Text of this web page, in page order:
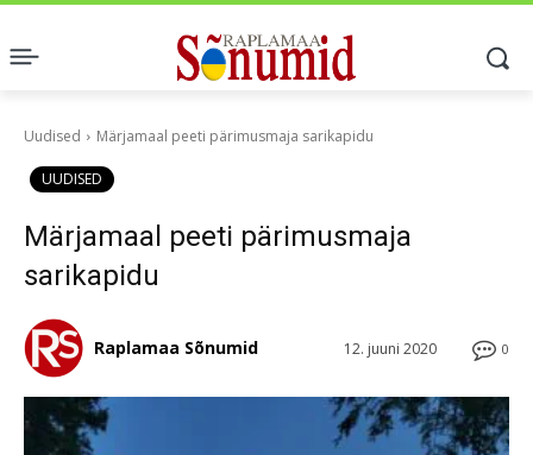
Uudised Märjamaal peeti pärimusmaja sarikapidu
UUDISED
Märjamaal peeti pärimusmaja
sarikapidu
0
12. juuni 2020
Raplamaa Sõnumid